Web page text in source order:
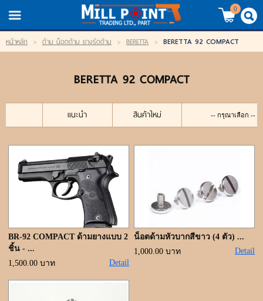
TH/EN
LOGIN REGISTER
My Wishlist
สินค้า
แบรนด์
สินค้าลดราคา
เข้าสู่ระบบ
ขั้นตอนการสั่งซื้อ
0
หน้าหลัก > ด้าม น็อตด้าม ยางรัดด้าม > ฺBERETTA > BERETTA 92 COMPACT
BERETTA 92 COMPACT
แนะนำ สินค้าใหม่
BR-92 COMPACT ด้ามยางแบบ 2
ชิ้น - ...
1,500.00 บาท
Detail
น็อตด้ามหัวบากสีขาว (4 ตัว) ...
1,000.00 บาท
Detail